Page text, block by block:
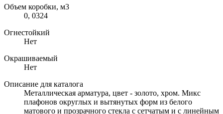
Объем коробки, м3
0, 0324
Огнестойкий
Нет
Окрашиваемый
Нет
Описание для каталога
Металлическая арматура, цвет - золото, хром. Микс
плафонов округлых и вытянутых форм из белого
матового и прозрачного стекла с сетчатым и с линейным